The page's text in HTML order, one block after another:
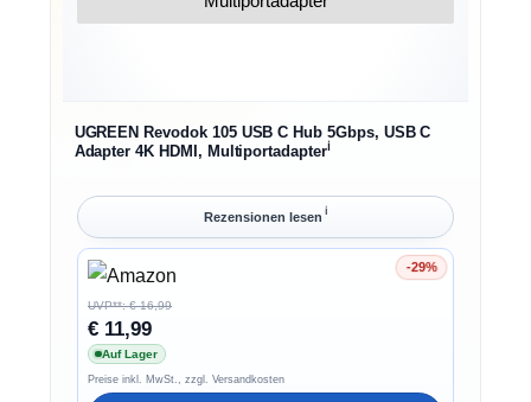
UGREEN Revodok 105 USB C Hub 5Gbps, USB C
Adapter 4K HDMI, Multiportadapterℹ︎
Rezensionen lesen ℹ︎
-29%
Ersparnis 29%
UVP**: € 16,99
€ 11,99
Auf Lager
Preise inkl. MwSt., zzgl. Versandkosten